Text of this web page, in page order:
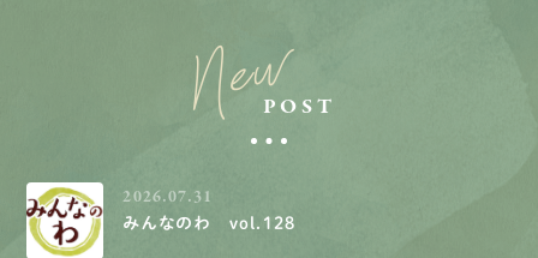
NewPOST
2026.07.31
みんなのわ vol.128